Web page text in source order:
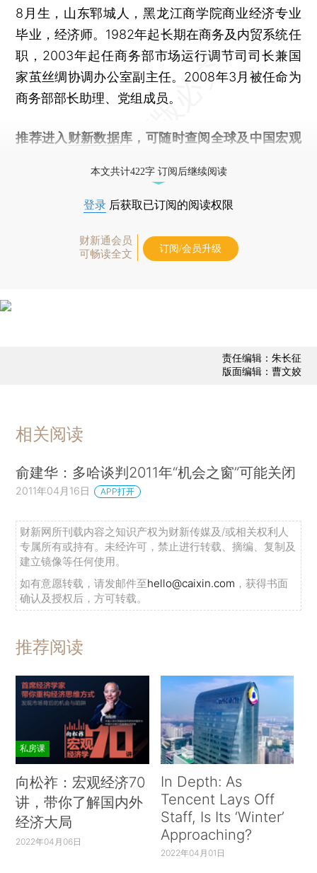
8月生，山东郓城人，黑龙江商学院商业经济专业
毕业，经济师。1982年起长期在商务及内贸系统任
职，2003年起任商务部市场运行调节司司长兼国
家茧丝绸协调办公室副主任。2008年3月被任命为
商务部部长助理、党组成员。
推荐进入 财新数据库 ，可随时查阅全球及中国宏观
本文共计422字 订阅后继续阅读
登录 后获取已订阅的阅读权限
财新通会员
可畅读全文
订阅/会员升级
责任编辑：朱长征
版面编辑：曹文姣
相关阅读
俞建华：多哈谈判2011年“机会之窗”可能关闭
2011年04月16日 APP打开
财新网所刊载内容之知识产权为财新传媒及/或相关权利人
专属所有或持有。未经许可，禁止进行转载、摘编、复制及
建立镜像等任何使用。
如有意愿转载，请发邮件至hello@caixin.com ，获得书面
确认及授权后，方可转载。
推荐阅读
私房课
向松祚：宏观经济70
讲，带你了解国内外
经济大局
2022年04月06日
In Depth: As
Tencent Lays Off
Staff, Is Its ‘Winter’
Approaching?
2022年04月01日